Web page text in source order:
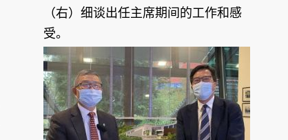
（右）细谈出任主席期间的工作和感
受。